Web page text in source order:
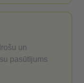
un
pasūtījums